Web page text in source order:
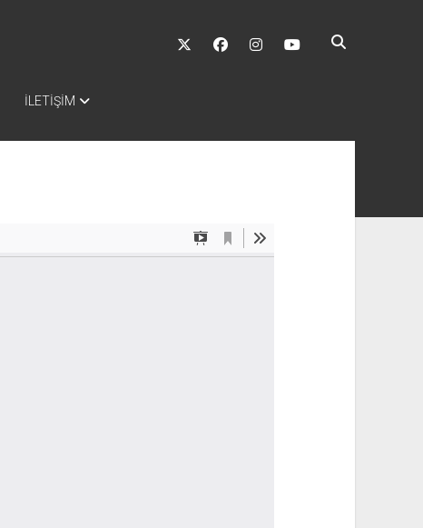
twitter facebookinstagramyoutube
İLETİŞİM